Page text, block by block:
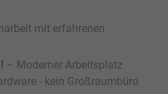
mit erfahrenen
– Moderner Arbeitsplatz
- kein Großraumbüro